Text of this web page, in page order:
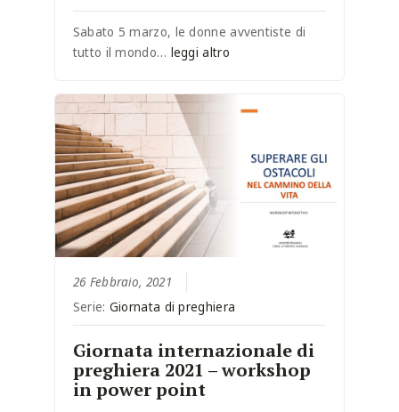
Sabato 5 marzo, le donne avventiste di
tutto il mondo… leggi altro
26 Febbraio, 2021
Serie: Giornata di preghiera
Giornata internazionale di
preghiera 2021 – workshop
in power point